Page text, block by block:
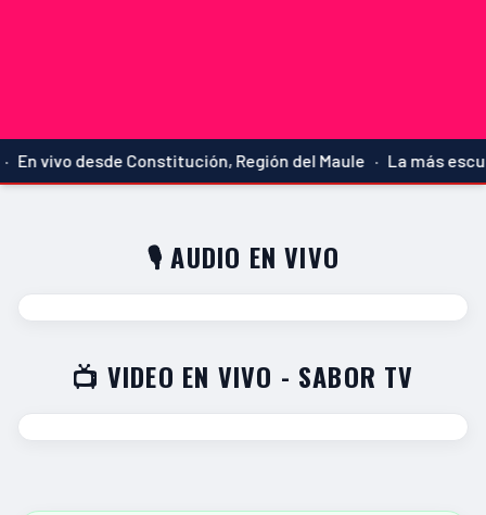
vivo desde Constitución, Región del Maule · La más
🎙️ AUDIO EN VIVO
📺 VIDEO EN VIVO - SABOR TV